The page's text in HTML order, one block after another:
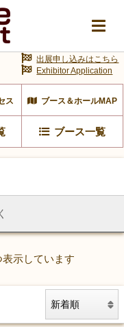
ス ブース＆ホールMAP
ブース一覧
出展申し込みはこちら
Exhibitor Application
表示しています